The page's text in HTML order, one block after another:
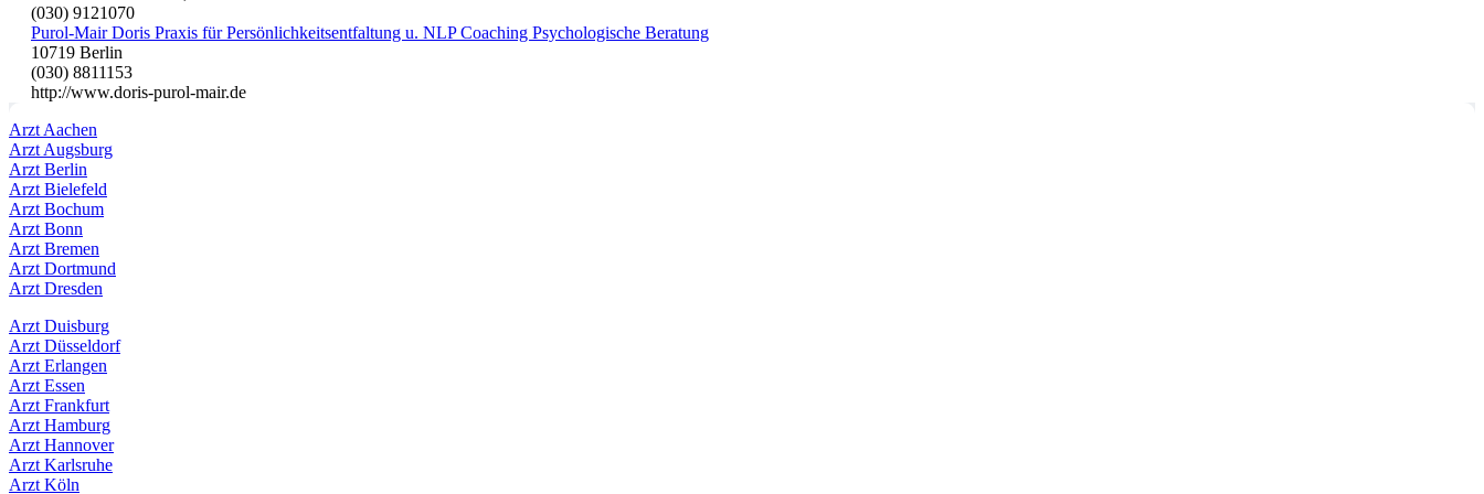
(030) 9121070
Purol-Mair Doris Praxis für Persönlichkeitsentfaltung u. NLP Coaching Psychologische Beratung
10719 Berlin
(030) 8811153
http://www.doris-purol-mair.de
Arzt Aachen
Arzt Augsburg
Arzt Berlin
Arzt Bielefeld
Arzt Bochum
Arzt Bonn
Arzt Bremen
Arzt Dortmund
Arzt Dresden
Arzt Duisburg
Arzt Düsseldorf
Arzt Erlangen
Arzt Essen
Arzt Frankfurt
Arzt Hamburg
Arzt Hannover
Arzt Karlsruhe
Arzt Köln